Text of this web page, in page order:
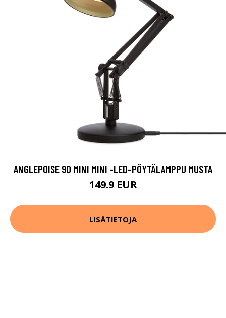
ANGLEPOISE 90 MINI MINI -LED-PÖYTÄLAMPPU MUSTA
149.9 EUR
LISÄTIETOJA